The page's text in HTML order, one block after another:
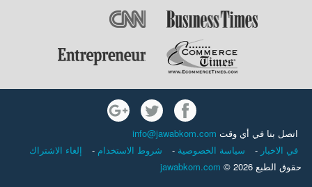
اتصل بنا في أي وقت info@jawabkom.com
في الاخبار - سياسة الخصوصية - شروط الاستخدام -
إلغاء الاشتراك
حقوق الطبع 2026 ©
jawabkom.com